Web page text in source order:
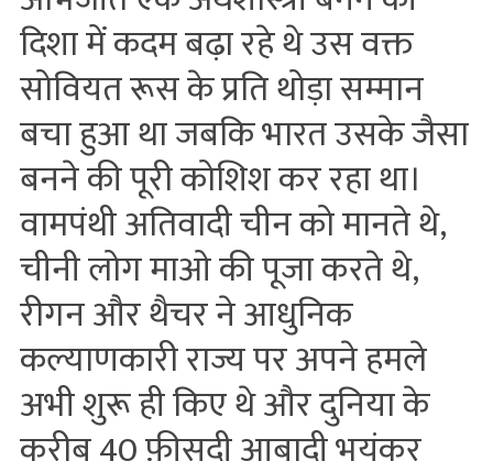
दिशा में कदम बढ़ा रहे थे उस वक्त
सोवियत रूस के प्रति थोड़ा सम्मान
बचा हुआ था जबकि भारत उसके जैसा
बनने की पूरी कोशिश कर रहा था।
वामपंथी अतिवादी चीन को मानते थे,
चीनी लोग माओ की पूजा करते थे,
रीगन और थैचर ने आधुनिक
कल्याणकारी राज्य पर अपने हमले
अभी शुरू ही किए थे और दुनिया के